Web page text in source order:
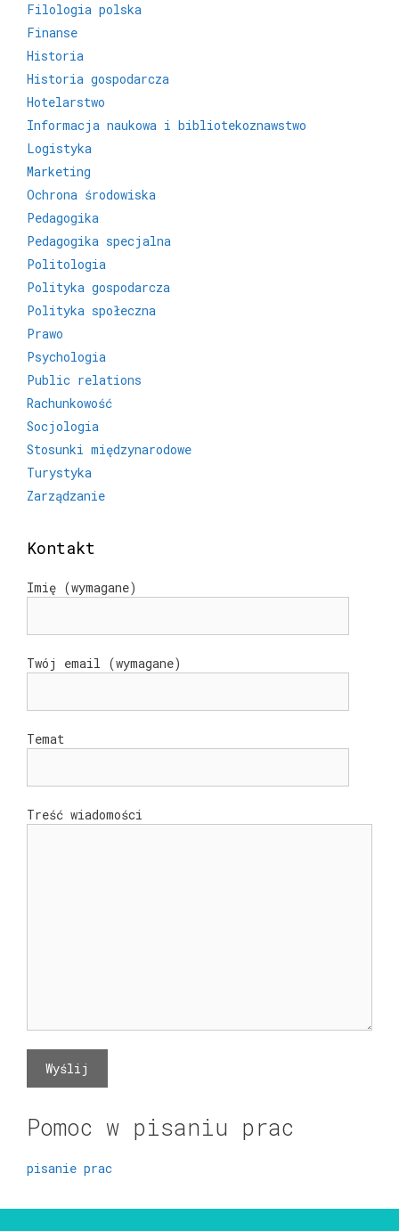
Filologia polska
Finanse
Historia
Historia gospodarcza
Hotelarstwo
Informacja naukowa i bibliotekoznawstwo
Logistyka
Marketing
Ochrona środowiska
Pedagogika
Pedagogika specjalna
Politologia
Polityka gospodarcza
Polityka społeczna
Prawo
Psychologia
Public relations
Rachunkowość
Socjologia
Stosunki międzynarodowe
Turystyka
Zarządzanie
Kontakt
Imię (wymagane)
Twój email (wymagane)
Temat
Treść wiadomości
Pomoc w pisaniu prac
pisanie prac